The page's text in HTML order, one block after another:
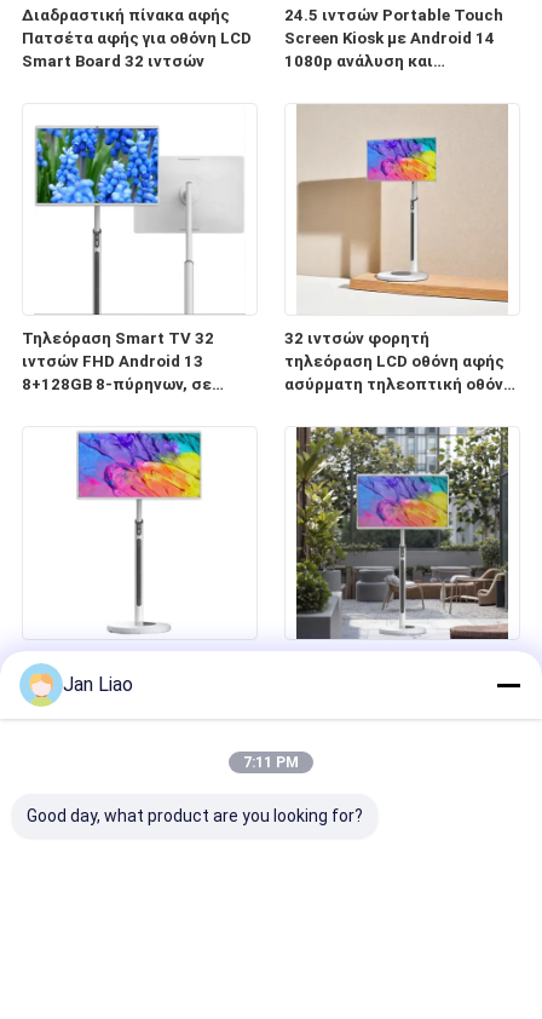
Διαδραστική πίνακα αφής
Πατσέτα αφής για οθόνη LCD
Smart Board 32 ιντσών
24.5 ιντσών Portable Touch
Screen Kiosk με Android 14
1080p ανάλυση και
Τηλεόραση Smart TV 32
ιντσών FHD Android 13
8+128GB 8-πύρηνων, σε
οθόνη αφής, με μπαταρία,
κάμερα 13MP,
περιστρεφόμενη φορητή
τηλεόραση
32 ιντσών φορητή
τηλεόραση LCD οθόνη αφής
ασύρματη τηλεοπτική οθόνη
παιχνίδια κινητή οθόνη
οθόνες έξυπνη τηλεόραση
1080p 32 ιντσών UHD μεγάλη
οθόνη φορητή
περιστρεφόμενη έξυπνη
επαναφορτιζόμενη έξυπνη
διαδραστική ψηφιακή οθόνη
για το σπίτι γραφείο
Jan Liao
7:11 PM
Good day, what product are you looking for?